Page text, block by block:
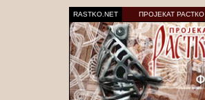
RASTKO.NET ПРОЈЕКАТ РАСТКО